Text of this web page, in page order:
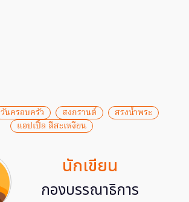
วันครอบครัว สงกรานต์
สรงน้ำพระ
แอปเปิ้ล สีสะเหงียน
นักเขียน
กองบรรณาธิการ